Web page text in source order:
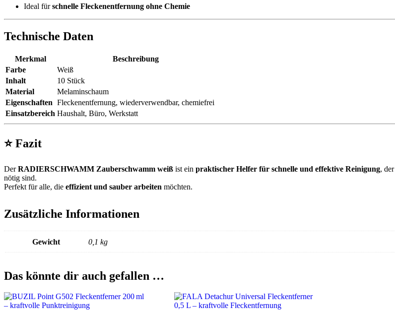
Ideal fürschnelle Fleckenentfernung ohne Chemie
Technische Daten
Merkmal
Beschreibung
Farbe
Weiß
Inhalt
10 Stück
Material
Melaminschaum
Eigenschaften Fleckenentfernung, wiederverwendbar, chemiefrei
Einsatzbereich Haushalt, Büro, Werkstatt
⭐Fazit
DerRADIERSCHWAMM Zauberschwamm weiß ist ein praktischer Helfer für schnelle und effektive Reinigung, der
nötig sind.
Perfekt für alle, die effizient und sauber arbeiten möchten.
Zusätzliche Informationen
Gewicht 0,1 kg
Das könnte dir auch gefallen …